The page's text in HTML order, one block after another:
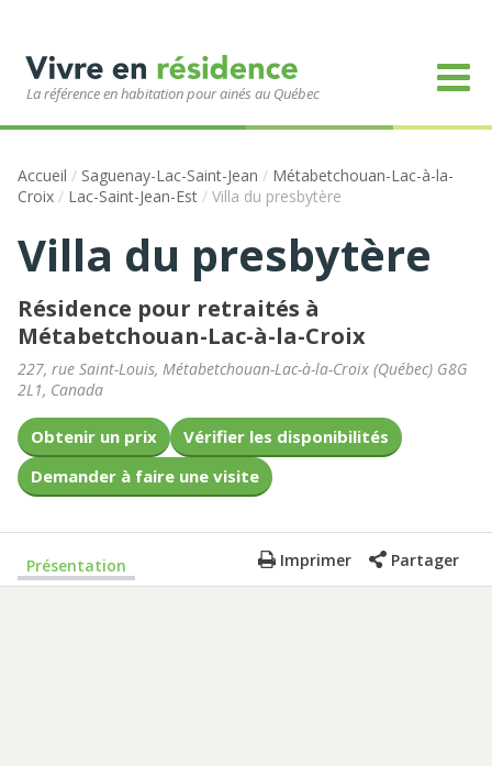
La référence en habitation pour ainés au Québec
Accueil / Saguenay-Lac-Saint-Jean / Métabetchouan-Lac-à-la-
Croix / Lac-Saint-Jean-Est / Villa du presbytère
Villa du presbytère
Résidence pour retraités à
Métabetchouan-Lac-à-la-Croix
227, rue Saint-Louis, Métabetchouan-Lac-à-la-Croix (Québec) G8G
2L1, Canada
Obtenir un prix
Vérifier les disponibilités
Demander à faire une visite
Présentation Imprimer Partager